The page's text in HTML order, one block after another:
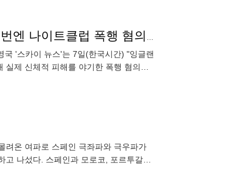
잉글랜드 국대 공격수 충격 악재! '도박 징계' 아이반 토니, 이번엔 나이트클럽 폭행 혐의로 기소…9월 법원 출석 예정
'스카이 뉴스'는 7일(한국시간) "잉글랜
제 신체적 피해를 야기한 폭행 혐의로
려온 여파로 스페인 극좌파와 극우파가
나섰다. 스페인과 모로코, 포르투갈은